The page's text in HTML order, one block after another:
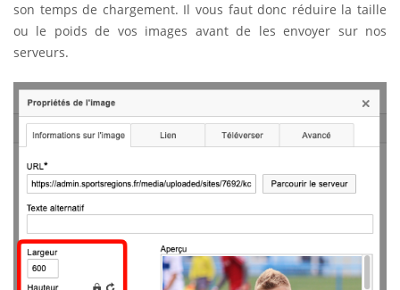
son temps de chargement. Il vous faut donc réduire la taille
ou le poids de vos images avant de les envoyer sur nos
serveurs.